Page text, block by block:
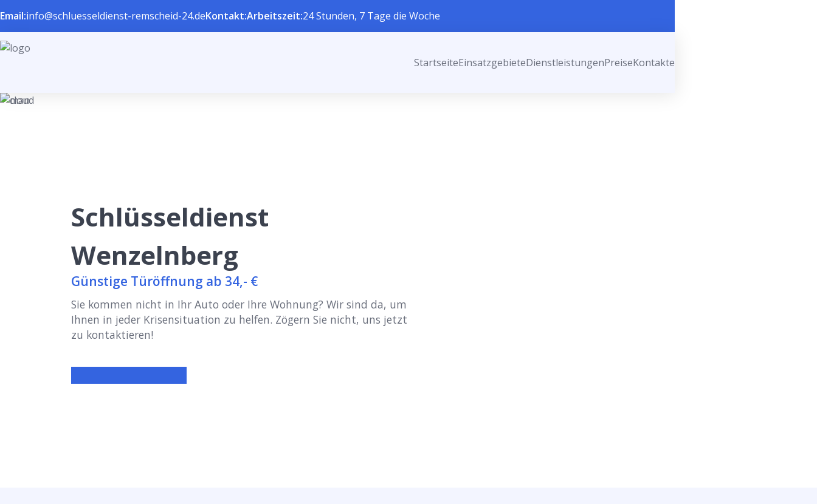
Email:info@schluesseldienst-remscheid-24.deKontakt:Arbeitszeit:24 Stunden, 7 Tage die Woche
StartseiteEinsatzgebieteDienstleistungenPreiseKontakte
Schlüsseldienst
Wenzelnberg
Günstige Türöffnung ab 34,- €
Sie kommen nicht in Ihr Auto oder Ihre Wohnung? Wir sind da, um
Ihnen in jeder Krisensituation zu helfen. Zögern Sie nicht, uns jetzt
zu kontaktieren!